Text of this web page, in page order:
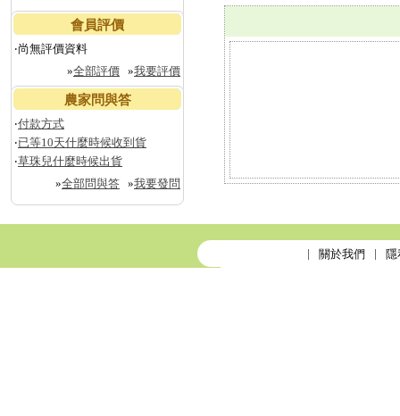
會員評價
‧尚無評價資料
»全部評價 »我要評價
農家問與答
‧付款方式
‧已等10天什麼時候收到貨
‧草珠兒什麼時候出貨
»全部問與答 »我要發問
關於我們